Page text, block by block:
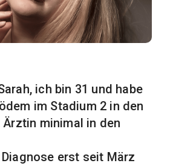
ich bin 31 und habe
im Stadium 2 in den
minimal in den
erst seit März